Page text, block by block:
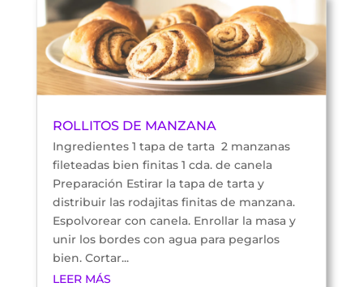
ROLLITOS DE MANZANA
Ingredientes 1 tapa de tarta 2 manzanas
fileteadas bien finitas 1 cda. de canela
Preparación Estirar la tapa de tarta y
distribuir las rodajitas finitas de manzana.
Espolvorear con canela. Enrollar la masa y
unir los bordes con agua para pegarlos
bien. Cortar...
LEER MÁS